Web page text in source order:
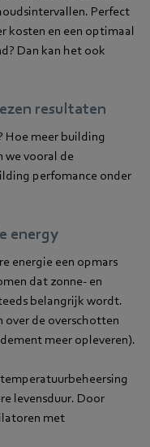
Perfect
kosten en een optimaal
Dan kan het ook
resultaten
Hoe meer building
vooral de
perfomance onder
energy
energie een opmars
dat zonne- en
belangrijk wordt.
over de overschotten
meer opleveren).
levensduur. Door
met